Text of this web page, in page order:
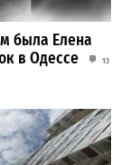
была Елена
в Одессе
13